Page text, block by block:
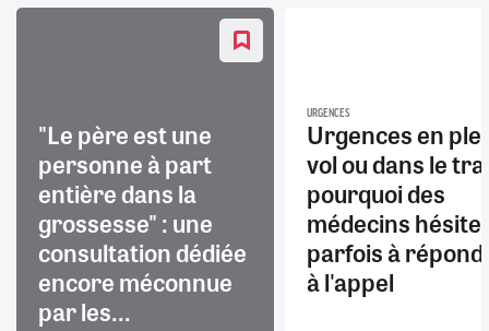
"Le père est une
personne à part
entière dans la
grossesse" : une
consultation dédiée
encore méconnue
par les...
URGENCES
Urgences en
vol ou dans le
pourquoi des
médecins
parfois à
à l'appel